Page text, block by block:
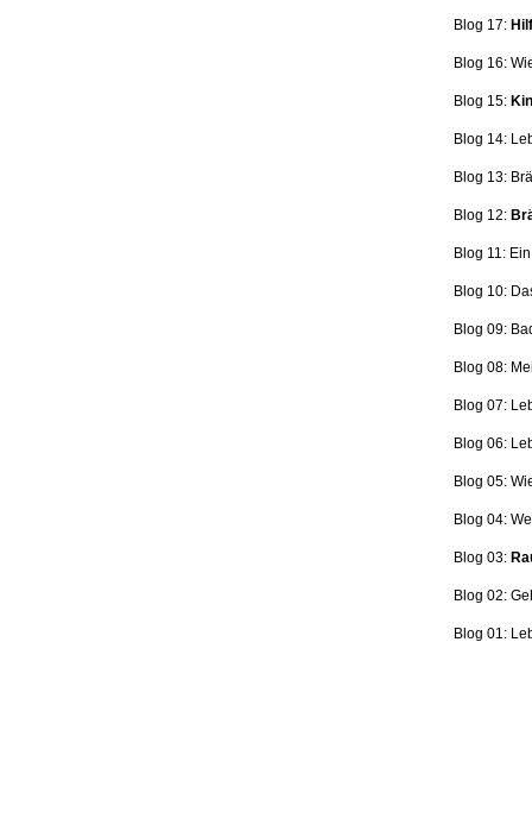
Blog 17:
Blog 16:
Blog 15:
Blog 14:
Blog 13:
Blog 12:
Blog 11:
Blog 10:
Blog 09:
Blog 08:
Blog 07:
Blog 06:
Blog 05:
Blog 04:
Blog 03:
Blog 02:
Blog 01: